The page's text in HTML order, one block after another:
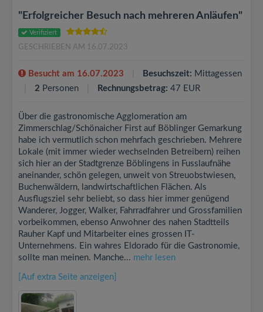
"Erfolgreicher Besuch nach mehreren Anläufen"
Verifiziert
GESCHRIEBEN AM 16.07.2023
Besucht am 16.07.2023 Besuchszeit: Mittagessen
2 Personen Rechnungsbetrag: 47 EUR
Über die gastronomische Agglomeration am
Zimmerschlag/Schönaicher First auf Böblinger Gemarkung
habe ich vermutlich schon mehrfach geschrieben. Mehrere
Lokale (mit immer wieder wechselnden Betreibern) reihen
sich hier an der Stadtgrenze Böblingens in Fusslaufnähe
aneinander, schön gelegen, unweit von Streuobstwiesen,
Buchenwäldern, landwirtschaftlichen Flächen. Als
Ausflugsziel sehr beliebt, so dass hier immer genügend
Wanderer, Jogger, Walker, Fahrradfahrer und Grossfamilien
vorbeikommen, ebenso Anwohner des nahen Stadtteils
Rauher Kapf und Mitarbeiter eines grossen IT-
Unternehmens. Ein wahres Eldorado für die Gastronomie,
sollte man meinen. Manche... mehr lesen
[Auf extra Seite anzeigen]